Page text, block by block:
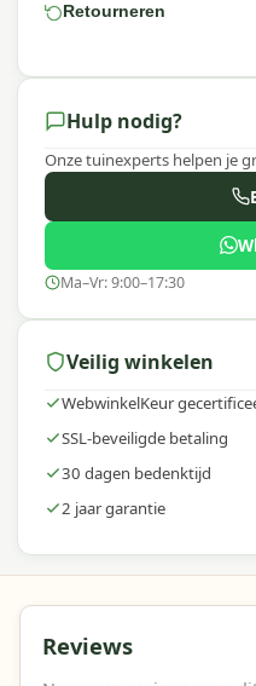
Retourneren
Hulp nodig?
Onze tuinexperts helpen je
Ma–Vr: 9:00–17:30
Veilig winkelen
WebwinkelKeur
SSL-beveiligde betaling
30 dagen bedenktijd
2 jaar garantie
Reviews